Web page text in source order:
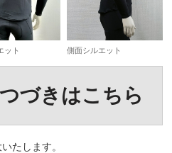
ット 側面シルエット
づきはこちら
たします。